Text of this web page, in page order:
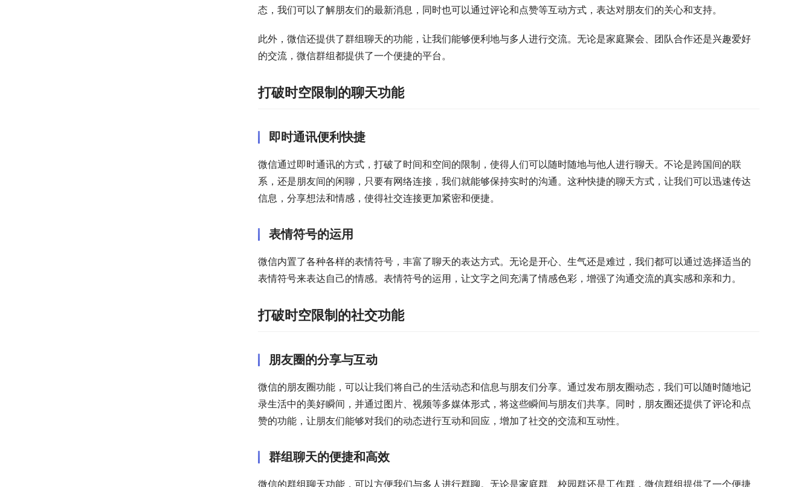
态，我们可以了解朋友们的最新消息，同时也可以通过评论和点赞等互动方式，表达对朋友们的关心和支持。
此外，微信还提供了群组聊天的功能，让我们能够便利地与多人进行交流。无论是家庭聚会、团队合作还是兴趣爱好
的交流，微信群组都提供了一个便捷的平台。
打破时空限制的聊天功能
即时通讯便利快捷
微信通过即时通讯的方式，打破了时间和空间的限制，使得人们可以随时随地与他人进行聊天。不论是跨国间的联
系，还是朋友间的闲聊，只要有网络连接，我们就能够保持实时的沟通。这种快捷的聊天方式，让我们可以迅速传达
信息，分享想法和情感，使得社交连接更加紧密和便捷。
表情符号的运用
微信内置了各种各样的表情符号，丰富了聊天的表达方式。无论是开心、生气还是难过，我们都可以通过选择适当的
表情符号来表达自己的情感。表情符号的运用，让文字之间充满了情感色彩，增强了沟通交流的真实感和亲和力。
打破时空限制的社交功能
朋友圈的分享与互动
微信的朋友圈功能，可以让我们将自己的生活动态和信息与朋友们分享。通过发布朋友圈动态，我们可以随时随地记
录生活中的美好瞬间，并通过图片、视频等多媒体形式，将这些瞬间与朋友们共享。同时，朋友圈还提供了评论和点
赞的功能，让朋友们能够对我们的动态进行互动和回应，增加了社交的交流和互动性。
群组聊天的便捷和高效
微信的群组聊天功能，可以方便我们与多人进行群聊。无论是家庭群、校园群还是工作群，微信群组提供了一个便捷